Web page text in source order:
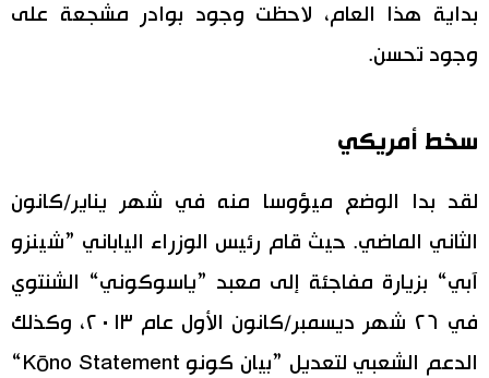
بداية هذا العام، لاحظت وجود بوادر مشجعة على
وجود تحسن.
سخط أمريكي
لقد بدا الوضع ميؤوسا منه في شهر يناير/كانون
الثاني الماضي. حيث قام رئيس الوزراء الياباني ”شينزو
آبي“ بزيارة مفاجئة إلى معبد ”ياسوكوني“ الشنتوي
في ٢٦ شهر ديسمبر/كانون الأول عام ٢٠١٣، وكذلك
الدعم الشعبي لتعديل ”بيان كونو Kōno Statement“